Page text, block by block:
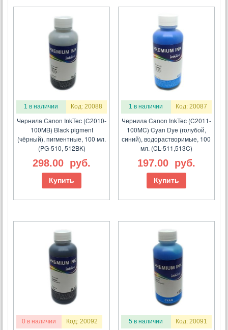
1 в наличии Код: 20088
Чернила Canon InkTec (C2010-
100MB) Black pigment
(чёрный), пигментные, 100 мл.
(PG-510, 512BK)
298.00 руб.
Купить
1 в наличии Код: 20087
Чернила Canon InkTec (C2011-
100MC) Cyan Dye (голубой,
синий), водорастворимые, 100
мл. (CL-511,513C)
197.00 руб.
Купить
0 в наличии Код: 20092 5 в наличии Код: 20091